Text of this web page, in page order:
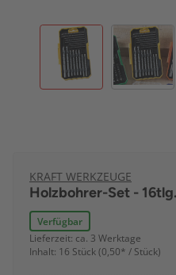
KRAFT WERKZEUGE
Holzbohrer-Set - 16tlg.
Verfügbar
Lieferzeit: ca. 3 Werktage
Inhalt: 16 Stück (0,50* / Stück)